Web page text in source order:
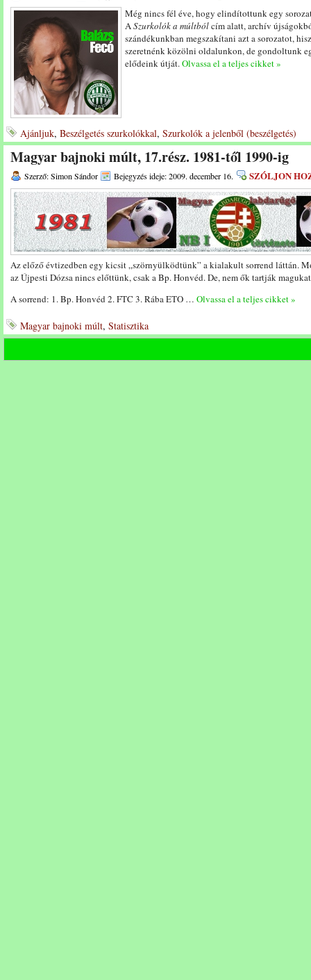
Még nincs fél éve, hogy elindítottunk egy
ASzurkolók a múltbólcím alatt, archív
szándékunkban megszakítani azt a sorozatot,
szeretnénk közölni oldalunkon, de gondoltunk
elődeink útját.Olvassa el a teljes cikket »
Ajánljuk, Beszélgetés szurkolókkal, Szurkolók a jelenből (beszélgetés)
Magyar bajnoki múlt, 17.rész. 1981-től 1990-ig
Szerző: Simon Sándor Bejegyzés ideje: 2009. december 16. SZÓLJON
Az előző évtizedben egy kicsit „szörnyülködtünk” a kialakult sorrend láttán.
az Újpesti Dózsa nincs előttünk, csak a Bp. Honvéd. De, nem ők tartják
A sorrend: 1. Bp. Honvéd 2. FTC 3. Rába ETO … Olvassa el a teljes cikket »
Magyar bajnoki múlt, Statisztika